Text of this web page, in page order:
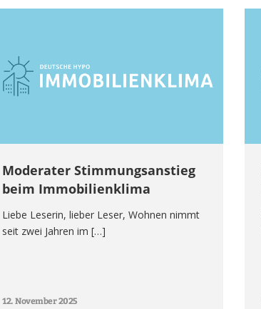
Moderater Stimmungsanstieg
beim Immobilienklima
Liebe Leserin, lieber Leser, Wohnen nimmt
seit zwei Jahren im […]
12. November 2025